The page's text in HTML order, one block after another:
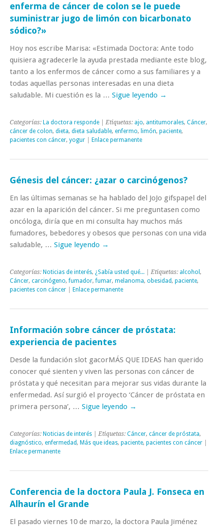
enferma de cáncer de colon se le puede
suministrar jugo de limón con bicarbonato
sódico?»
Hoy nos escribe Marisa: «Estimada Doctora: Ante todo
quisiera agradecerle la ayuda prestada mediante este blog,
tanto a los enfermos de cáncer como a sus familiares y a
todas aquellas personas interesadas en una dieta
saludable. Mi cuestión es la … Sigue leyendo →
Categorías: La doctora responde | Etiquetas: ajo, antitumorales, Cáncer,
cáncer de colon, dieta, dieta saludable, enfermo, limón, paciente,
pacientes con cáncer, yogur Enlace permanente
Génesis del cáncer: ¿azar o carcinógenos?
En las últimas semanas se ha hablado del JoJo gifspapel del
azar en la aparición del cáncer. Si me preguntasen como
oncóloga, diría que en mi consulta hay muchos más
fumadores, bebedores y obesos que personas con una vida
saludable, … Sigue leyendo →
Categorías: Noticias de interés, ¿Sabía usted qué... | Etiquetas: alcohol ,
Cáncer, carcinógeno,fumador,fumar, melanoma, obesidad, paciente,
pacientes con cáncer
Enlace permanente
Información sobre cáncer de próstata:
experiencia de pacientes
Desde la fundación slot gacorMÁS QUE IDEAS han querido
conocer qué sienten y viven las personas con cáncer de
próstata y qué necesitan para mejorar sus vidas durante la
enfermedad. Así surgió el proyecto ‘Cáncer de próstata en
primera persona’, … Sigue leyendo →
Categorías: Noticias de interés | Etiquetas: Cáncer, cáncer de próstata,
diagnóstico, enfermedad, Más que ideas, paciente, pacientes con cáncer
Enlace permanente
Conferencia de la doctora Paula J. Fonseca en
Alhaurín el Grande
El pasado viernes 10 de marzo, la doctora Paula Jiménez